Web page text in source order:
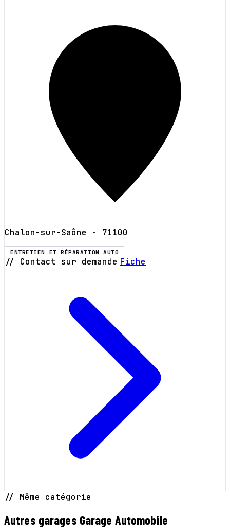
Chalon-sur-Saône · 71100
ENTRETIEN ET RÉPARATION AUTO
// Contact sur demande Fiche
// Même catégorie
Autres garages Garage Automobile